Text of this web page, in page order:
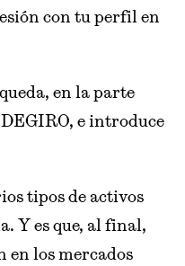
con tu perfil en
en la parte
e introduce
tipos de activos
Y es que, al final,
en los mercados